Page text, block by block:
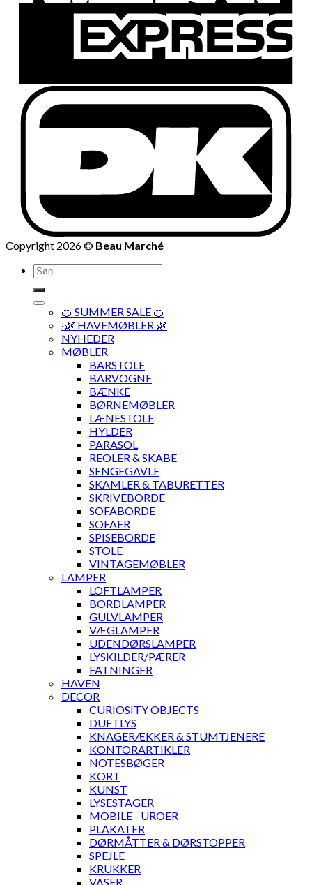
Copyright 2026 © Beau Marché
Søg
efter:
🍊 SUMMER SALE 🍊
·🌿 HAVEMØBLER 🌿
NYHEDER
MØBLER
BARSTOLE
BARVOGNE
BÆNKE
BØRNEMØBLER
LÆNESTOLE
HYLDER
PARASOL
REOLER & SKABE
SENGEGAVLE
SKAMLER & TABURETTER
SKRIVEBORDE
SOFABORDE
SOFAER
SPISEBORDE
STOLE
VINTAGEMØBLER
LAMPER
LOFTLAMPER
BORDLAMPER
GULVLAMPER
VÆGLAMPER
UDENDØRSLAMPER
LYSKILDER/PÆRER
FATNINGER
HAVEN
DECOR
CURIOSITY OBJECTS
DUFTLYS
KNAGERÆKKER & STUMTJENERE
KONTORARTIKLER
NOTESBØGER
KORT
KUNST
LYSESTAGER
MOBILE - UROER
PLAKATER
DØRMÅTTER & DØRSTOPPER
SPEJLE
KRUKKER
VASER